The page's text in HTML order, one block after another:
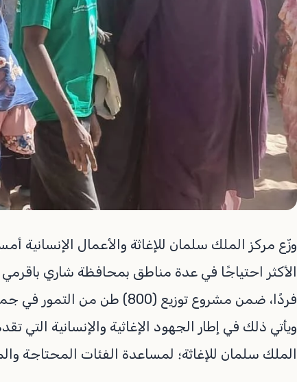
فردًا، ضمن مشروع توزيع (800) طن من التمور في جمهورية تشاد للعام 2026م.
ويأتي ذلك في إطار الجهود الإغاثية والإنسانية التي
الملك سلمان للإغاثة؛ لمساعدة الفئات المحتاجة